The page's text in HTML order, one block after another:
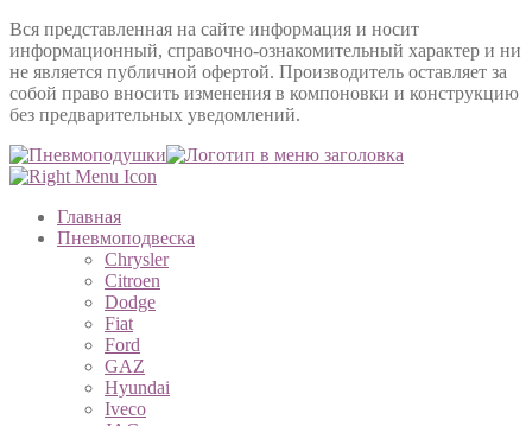
Вся представленная на сайте информация и носит
информационный, справочно-ознакомительный характер и ни
не является публичной офертой. Производитель оставляет за
собой право вносить изменения в компоновки и конструкцию
без предварительных уведомлений.
Главная
Пневмоподвеска
Chrysler
Citroen
Dodge
Fiat
Ford
GAZ
Hyundai
Iveco